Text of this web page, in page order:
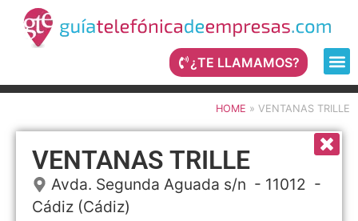
¿TE LLAMAMOS?
HOME » VENTANAS TRILLE
VENTANAS TRILLE
Avda. Segunda Aguada s/n - 11012 -
Cádiz (Cádiz)